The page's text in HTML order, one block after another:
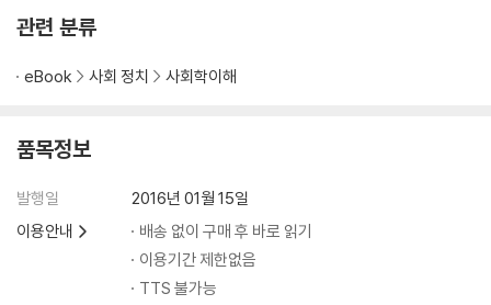
관련 분류
eBook 사회 정치 사회학이해
품목정보
발행일
2016년 01월 15일
이용안내
배송 없이 구매 후 바로 읽기
이용기간 제한없음
TTS 불가능